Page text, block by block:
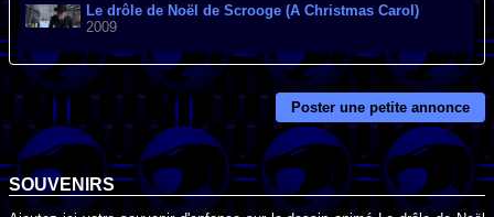
Le drôle de Noël de Scrooge (A Christmas Carol)
2009
Poster une petite annonce
SOUVENIRS